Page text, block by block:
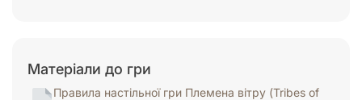
Матеріали до гри
Правила настільної гри Племена вітру (Tribes of